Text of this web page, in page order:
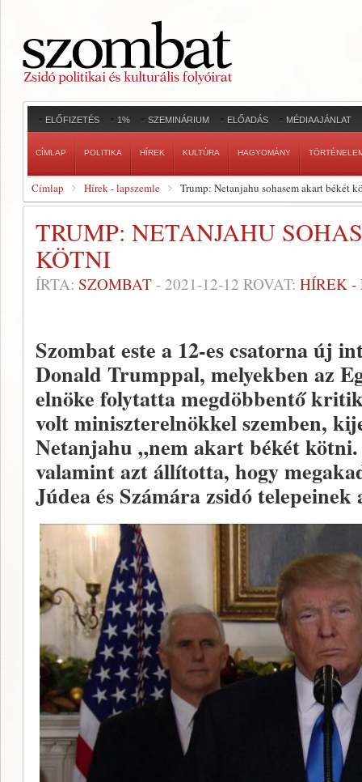
ELŐFIZETÉS 1% SZEMINÁRIUM ELŐADÁS MÉDIAAJÁNLAT
CÍMLAP POLITIKA HÍREK KULTÚRA HAGYOMÁNY
Címlap Hírek - lapszemle Trump: Netanjahu sohasem akart békét
TRUMP: NETANJAHU
KÖTNI
ÍRTA: SZOMBAT - 2021-12-12 ROVAT: HÍREK -
Szombat este a 12-es csatorna új
Donald Trumppal, melyekben az
elnöke folytatta megdöbbentő
volt miniszterelnökkel szemben,
Netanjahu „nem akart békét
valamint azt állította, hogy
Júdea és Számára zsidó